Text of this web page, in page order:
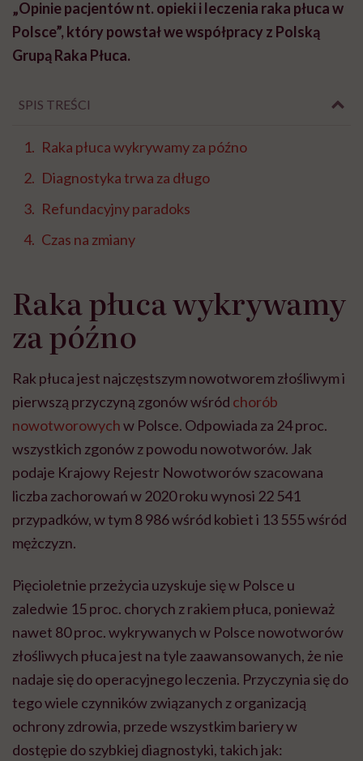
„Opinie pacjentów nt. opieki i leczenia raka płuca w
Polsce”, który powstał we współpracy z Polską
Grupą Raka Płuca.
SPIS TREŚCI
Raka płuca wykrywamy za późno
Diagnostyka trwa za długo
Refundacyjny paradoks
Czas na zmiany
Raka płuca wykrywamy
za późno
Rak płuca jest najczęstszym nowotworem złośliwym i
pierwszą przyczyną zgonów wśród chorób
nowotworowychw Polsce. Odpowiada za 24 proc.
wszystkich zgonów z powodu nowotworów. Jak
podaje Krajowy Rejestr Nowotworów szacowana
liczba zachorowań w 2020 roku wynosi 22 541
przypadków, w tym 8 986 wśród kobiet i 13 555 wśród
mężczyzn.
Pięcioletnie przeżycia uzyskuje się w Polsce u
zaledwie 15 proc. chorych z rakiem płuca, ponieważ
nawet 80 proc. wykrywanych w Polsce nowotworów
złośliwych płuca jest na tyle zaawansowanych, że nie
nadaje się do operacyjnego leczenia. Przyczynia się do
tego wiele czynników związanych z organizacją
ochrony zdrowia, przede wszystkim bariery w
dostępie do szybkiej diagnostyki, takich jak: